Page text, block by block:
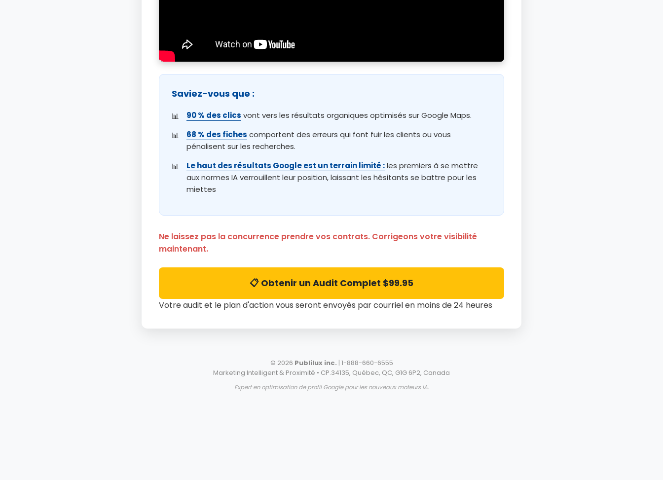
Saviez-vous que :
90 % des clics vont vers les résultats organiques optimisés sur Google Maps.
68 % des fiches comportent des erreurs qui font fuir les clients ou vous
pénalisent sur les recherches.
Le haut des résultats Google est un terrain limité :les premiers à se mettre
aux normes IA verrouillent leur position, laissant les hésitants se battre pour les
miettes
Ne laissez pas la concurrence prendre vos contrats. Corrigeons votre visibilité
maintenant.
📋 Obtenir un Audit Complet $99.95
Votre audit et le plan d'action vous seront envoyés par courriel en moins de 24 heures
© 2026 Publilux inc. | 1-888-660-6555
Marketing Intelligent & Proximité • CP.34135, Québec, QC, G1G 6P2, Canada
Expert en optimisation de profil Google pour les nouveaux moteurs IA.